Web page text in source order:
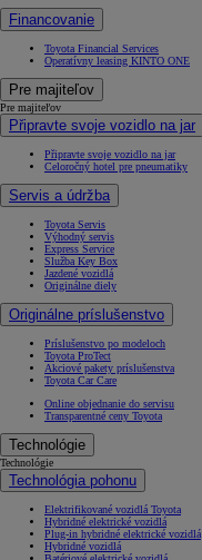
Financovanie
Toyota Financial Services
Operatívny leasing KINTO ONE
Pre majiteľov
Pre majiteľov
Připravte svoje vozidlo na jar
Připravte svoje vozidlo na jar
Celoročný hotel pre pneumatiky
Servis a údržba
Toyota Servis
Výhodný servis
Express Service
Služba Key Box
Jazdené vozidlá
Originálne diely
Originálne príslušenstvo
Príslušenstvo po modeloch
Toyota ProTect
Akciové pakety príslušenstva
Toyota Car Care
Online objednanie do servisu
Transparentné ceny Toyota
Technológie
Technológie
Technológia pohonu
Elektrifikované vozidlá Toyota
Hybridné elektrické vozidlá
Plug-in hybridné elektrické vozidlá
Hybridné vozidlá